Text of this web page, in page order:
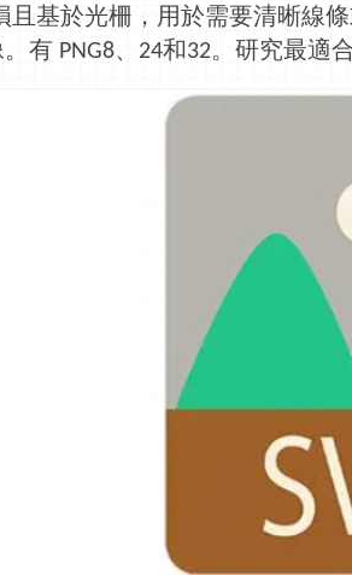
基於光柵，用於需要清晰線
有 PNG8、 24和32。研究最適